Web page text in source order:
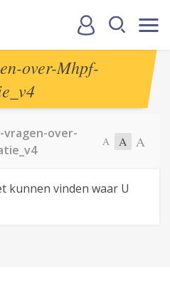
over-Mhpf-
vragen-over-
A A A
kunnen vinden waar U